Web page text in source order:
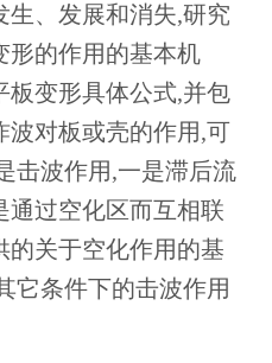
生、发展和消失,研究
形的作用的基本机
板变形具体公式,并包
波对板或壳的作用,可
击波作用,一是滞后流
通过空化区而互相联
的关于空化作用的基
它条件下的击波作用